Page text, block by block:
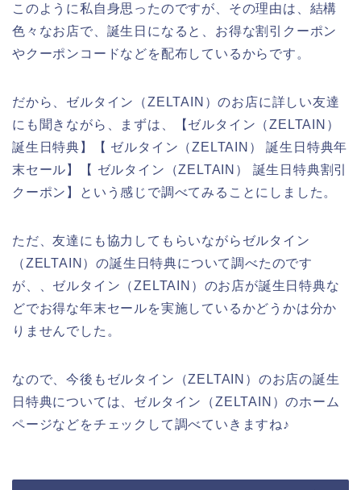
このように私自身思ったのですが、その理由は、結構
色々なお店で、誕生日になると、お得な割引クーポン
やクーポンコードなどを配布しているからです。
だから、ゼルタイン（ZELTAIN）のお店に詳しい友達
にも聞きながら、まずは、【ゼルタイン（ZELTAIN）
誕生日特典】【 ゼルタイン（ZELTAIN） 誕生日特典年
末セール】【 ゼルタイン（ZELTAIN） 誕生日特典割引
クーポン】という感じで調べてみることにしました。
ただ、友達にも協力してもらいながらゼルタイン
（ZELTAIN）の誕生日特典について調べたのです
が、、ゼルタイン（ZELTAIN）のお店が誕生日特典な
どでお得な年末セールを実施しているかどうかは分か
りませんでした。
なので、今後もゼルタイン（ZELTAIN）のお店の誕生
日特典については、ゼルタイン（ZELTAIN）のホーム
ページなどをチェックして調べていきますね♪